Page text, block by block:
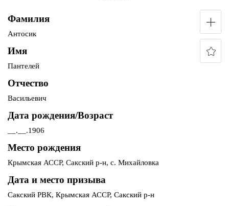
Фамилия
Антосик
Имя
Пантелей
Отчество
Васильевич
Дата рождения/Возраст
__.__.1906
Место рождения
Крымская АССР, Сакский р-н, с. Михайловка
Дата и место призыва
Сакский РВК, Крымская АССР, Сакский р-н